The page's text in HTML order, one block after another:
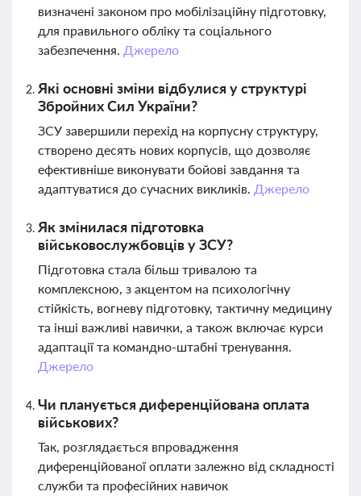
визначені законом про мобілізаційну підготовку,
для правильного обліку та соціального
забезпечення. Джерело
Які основні зміни відбулися у структурі
Збройних Сил України?
ЗСУ завершили перехід на корпусну структуру,
створено десять нових корпусів, що дозволяє
ефективніше виконувати бойові завдання та
адаптуватися до сучасних викликів. Джерело
Як змінилася підготовка
військовослужбовців у ЗСУ?
Підготовка стала більш тривалою та
комплексною, з акцентом на психологічну
стійкість, вогневу підготовку, тактичну медицину
та інші важливі навички, а також включає курси
адаптації та командно-штабні тренування.
Джерело
Чи планується диференційована оплата
військових?
Так, розглядається впровадження
диференційованої оплати залежно від складності
служби та професійних навичок